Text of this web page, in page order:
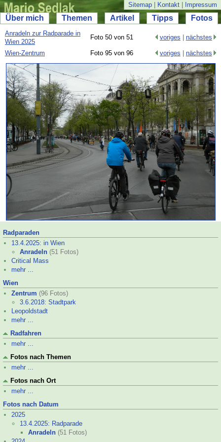
Sitemap Kontakt Impressum
Über mich Themen Artikel Tipps Fotos
Anradeln zur Radparade in
Wien 2025
Foto 50 von 51 voriges nächstes
Wien-Zentrum Foto 95 von 96 voriges nächstes
Radparaden
13.4.2025: in Wien
Anradeln (51 Fotos)
Critical Mass
mehr ...
Wien
Zentrum (96 Fotos)
3.6.2018: Stadtpark
Leopoldstadt
mehr ...
Radfahren
mehr ...
Fotos nach Themen
mehr ...
Fotos nach Ort
mehr ...
Fotos nach Datum
2025
13.4.2025: Radparade
Anradeln (51 Fotos)